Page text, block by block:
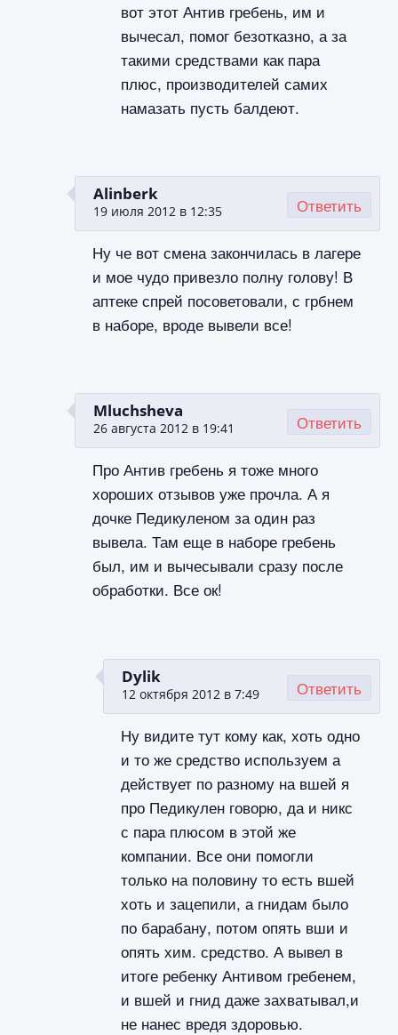
вот этот Антив гребень, им и
вычесал, помог безотказно, а за
такими средствами как пара
плюс, производителей самих
намазать пусть балдеют.
Alinberk
19 июля 2012 в 12:35
Ну че вот смена закончилась в лагере
и мое чудо привезло полну голову! В
аптеке спрей посоветовали, с грбнем
в наборе, вроде вывели все!
Ответить
Mluchsheva
26 августа 2012 в 19:41
Про Антив гребень я тоже много
хороших отзывов уже прочла. А я
дочке Педикуленом за один раз
вывела. Там еще в наборе гребень
был, им и вычесывали сразу после
обработки. Все ок!
Ответить
Dylik
12 октября 2012 в 7:49
Ну видите тут кому как, хоть одно
и то же средство используем а
действует по разному на вшей я
про Педикулен говорю, да и никс
с пара плюсом в этой же
компании. Все они помогли
только на половину то есть вшей
хоть и зацепили, а гнидам было
по барабану, потом опять вши и
опять хим. средство. А вывел в
итоге ребенку Антивом гребенем,
и вшей и гнид даже захватывал,и
не нанес вредя здоровью.
Ответить